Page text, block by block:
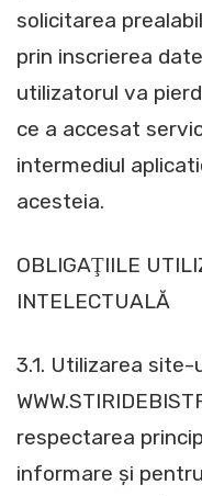
solicitarea
prin inscrierea
utilizatorul va
ce a accesat
intermediul
acesteia.
OBLIGAŢIILE
INTELECTUALĂ
3.1. Utilizarea site-
respectarea
informare și